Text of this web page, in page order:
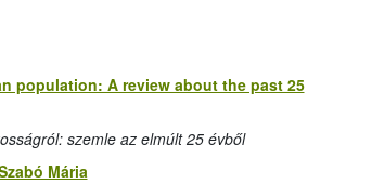
population: A review about the past 25
szemle az elmúlt 25 évből
Mária